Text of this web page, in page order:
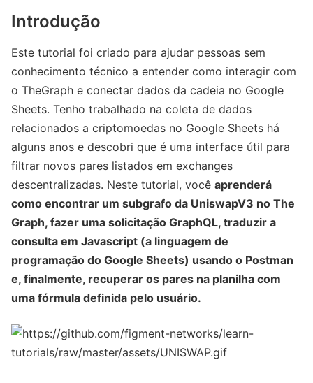
Introdução
Este tutorial foi criado para ajudar pessoas sem
conhecimento técnico a entender como interagir com
o TheGraph e conectar dados da cadeia no Google
Sheets. Tenho trabalhado na coleta de dados
relacionados a criptomoedas no Google Sheets há
alguns anos e descobri que é uma interface útil para
filtrar novos pares listados em exchanges
descentralizadas. Neste tutorial, você aprenderá
como encontrar um subgrafo da UniswapV3 no The
Graph, fazer uma solicitação GraphQL, traduzir a
consulta em Javascript (a linguagem de
programação do Google Sheets) usando o Postman
e, finalmente, recuperar os pares na planilha com
uma fórmula definida pelo usuário.